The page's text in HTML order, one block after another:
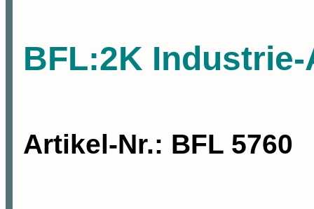
BFL:2K
Artikel-Nr.: BFL 5760